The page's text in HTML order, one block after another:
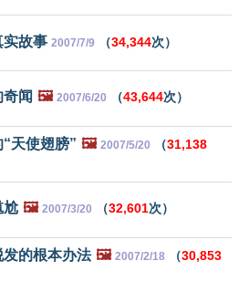
实故事 2007/7/9 （34,344次）
闻 🖼️ 2007/6/20 （43,644次）
天使翅膀” 🖼️ 2007/5/20 （31,138
尬 🖼️ 2007/3/20 （32,601次）
的根本办法 🖼️ 2007/2/18 （30,853